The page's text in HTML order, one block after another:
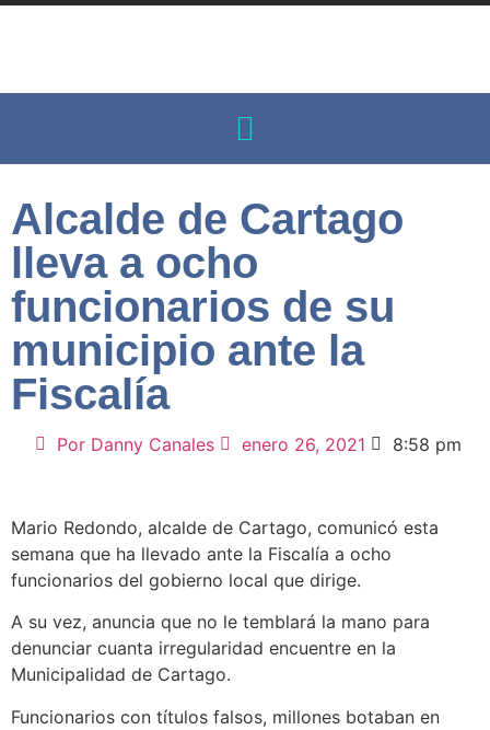
Alcalde de Cartago
lleva a ocho
funcionarios de su
municipio ante la
Fiscalía
PorDanny Canales enero 26, 2021 8:58 pm
Mario Redondo, alcalde de Cartago, comunicó esta
semana que ha llevado ante la Fiscalía a ocho
funcionarios del gobierno local que dirige.
A su vez, anuncia que no le temblará la mano para
denunciar cuanta irregularidad encuentre en la
Municipalidad de Cartago.
Funcionarios con títulos falsos, millones botaban en